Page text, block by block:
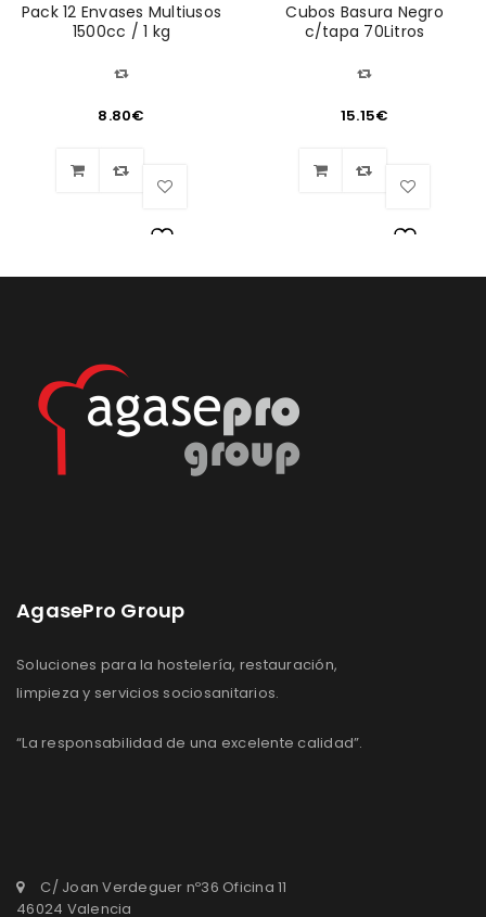
Pack 12 Envases Multiusos
1500cc / 1 kg
8.80€
Lista
Cubos Basura Negro
c/tapa 70Litros
15.15€
Lista
AgasePro Group
Soluciones para la hostelería, restauración,
limpieza y servicios sociosanitarios.
“La responsabilidad de una excelente calidad”.
C/ Joan Verdeguer nº36 Oficina 11
46024 Valencia